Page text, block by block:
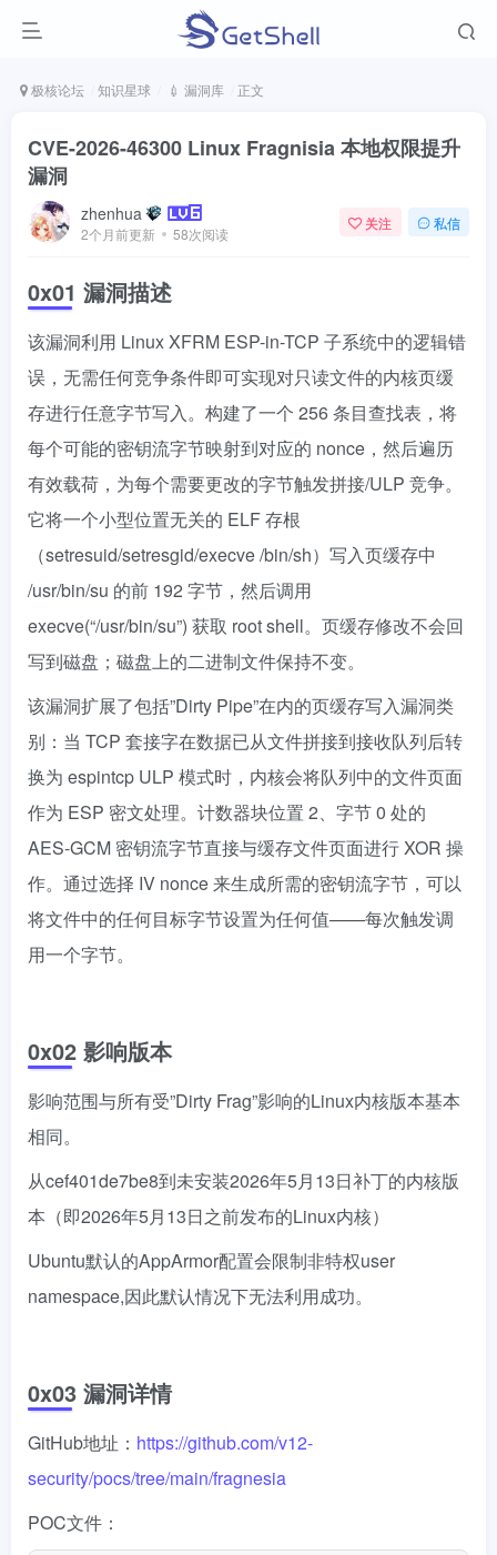
极核论坛 知识星球 💉 漏洞库 正文
CVE-2026-46300 Linux Fragnisia 本地权限提升
漏洞
zhenhua
2个月前更新 58次阅读
关注 私信
0x01 漏洞描述
该漏洞利用 Linux XFRM ESP-in-TCP 子系统中的逻辑错
误，无需任何竞争条件即可实现对只读文件的内核页缓
存进行任意字节写入。构建了一个 256 条目查找表，将
每个可能的密钥流字节映射到对应的 nonce，然后遍历
有效载荷，为每个需要更改的字节触发拼接/ULP 竞争。
它将一个小型位置无关的 ELF 存根
（setresuid/setresgid/execve /bin/sh）写入页缓存中
/usr/bin/su 的前 192 字节，然后调用
execve(“/usr/bin/su”) 获取 root shell。页缓存修改不会回
写到磁盘；磁盘上的二进制文件保持不变。
该漏洞扩展了包括”Dirty Pipe”在内的页缓存写入漏洞类
别：当 TCP 套接字在数据已从文件拼接到接收队列后转
换为 espintcp ULP 模式时，内核会将队列中的文件页面
作为 ESP 密文处理。计数器块位置 2、字节 0 处的
AES-GCM 密钥流字节直接与缓存文件页面进行 XOR 操
作。通过选择 IV nonce 来生成所需的密钥流字节，可以
将文件中的任何目标字节设置为任何值——每次触发调
用一个字节。
0x02 影响版本
影响范围与所有受”Dirty Frag”影响的Linux内核版本基本
相同。
从cef401de7be8到未安装2026年5月13日补丁的内核版
本（即2026年5月13日之前发布的Linux内核）
Ubuntu默认的AppArmor配置会限制非特权user
namespace,因此默认情况下无法利用成功。
0x03 漏洞详情
GitHub地址： https://github.com/v12-
security/pocs/tree/main/fragnesia
POC文件：